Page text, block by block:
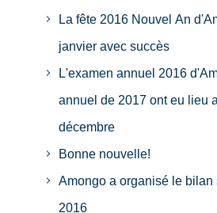
La fête 2016 Nouvel An
janvier avec succès
L'examen annuel 2016
annuel de 2017 ont eu lieu
décembre
Bonne nouvelle!
Amongo a organisé le
2016